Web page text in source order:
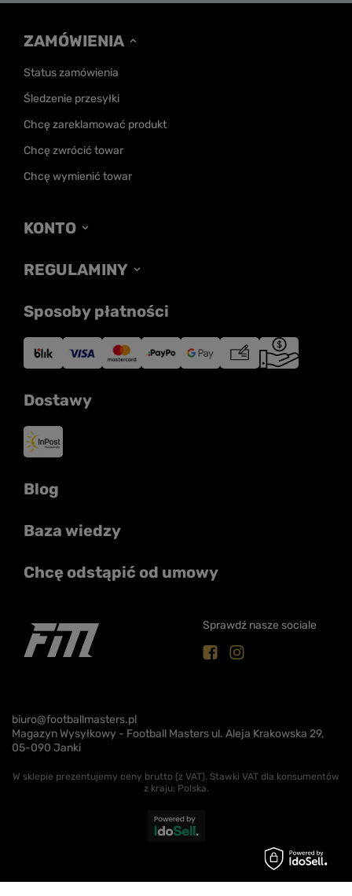
ZAMÓWIENIA
Status zamówienia
Śledzenie przesyłki
Chcę zareklamować produkt
Chcę zwrócić towar
Chcę wymienić towar
KONTO
REGULAMINY
Sprawdź nasze sociale
Sposoby płatności
Dostawy
Blog
Baza wiedzy
Chcę odstąpić od umowy
biuro@footballmasters.pl
Magazyn Wysyłkowy - Football Masters ul. Aleja Krakowska 29,
05-090 Janki
W sklepie prezentujemy ceny brutto (z VAT). Stawki VAT dla konsumentów
z kraju: Polska.